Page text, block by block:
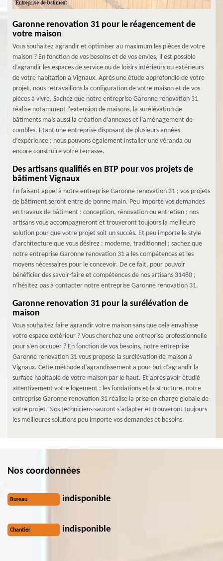
Garonne renovation 31 pour le réagencement de
votre maison
Vous souhaitez agrandir et optimiser au maximum les pièces de votre
maison ? En fonction de vos besoins et de vos envies, il est possible
d’agrandir les espaces de service ou de loisirs intérieurs ou extérieurs
de votre habitation à Vignaux. Après une étude approfondie de votre
projet, nous retravaillons la configuration de votre maison et de vos
pièces à vivre. Sachez que notre entreprise Garonne renovation 31
réalise notamment l’extension de maisons, la surélévation de
bâtiments mais aussi la création d’annexes et l’aménagement de
combles. Etant une entreprise disposant de plusieurs années
d’expérience ; nous pouvons également installer une véranda ou
encore construire votre terrasse.
Des artisans qualifiés en BTP pour vos projets de
bâtiment Vignaux
En faisant appel à notre entreprise Garonne renovation 31 ; vos projets
de bâtiment seront entre de bonne main. Peu importe vos demandes
en travaux de bâtiment : conception, rénovation ou entretien ; nos
artisans vous accompagneront et trouveront toujours la meilleure
solution pour que votre projet soit un succès. Et peu importe le style
d’architecture que vous désirez : moderne, traditionnel ; sachez que
notre entreprise Garonne renovation 31 a les compétences et les
moyens nécessaires pour le concevoir. De ce fait, pour pouvoir
bénéficier des savoir-faire et compétences de nos artisans 31480 ;
n’hésitez pas à contacter notre entreprise Garonne renovation 31.
Garonne renovation 31 pour la surélévation de
maison
Vous souhaitez faire agrandir votre maison sans que cela envahisse
votre espace extérieur ? Vous cherchez une entreprise professionnelle
pour s’en occuper ? En fonction de vos besoins, notre entreprise
Garonne renovation 31 vous propose la surélévation de maison à
Vignaux. Cette méthode d’agrandissement a pour but d’agrandir la
surface habitable de votre maison par le haut. Et après avoir étudié
attentivement votre logement : les fondations et la structure, notre
entreprise Garonne renovation 31 réalise la prise en charge globale de
votre projet. Nos techniciens sauront s’adapter et trouveront toujours
les meilleures solutions peu importe vos demandes et besoins.
Nos coordonnées
Bureau indisponible
Chantier indisponible